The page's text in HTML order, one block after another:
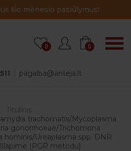
šio mėnesio pasiūlymus!
pagalba@anteja.lt
0 0
Titulinis
trachomatis/Mycoplasma
gonorrhoeae/Trichomona
hominis/Ureaplasma spp. DNR
(PGR metodu)